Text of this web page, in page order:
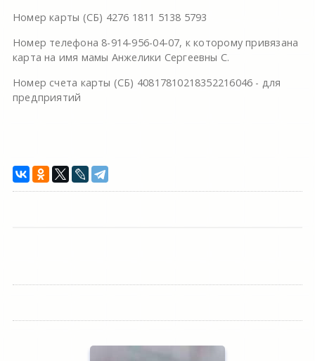
Номер карты (СБ) 4276 1811 5138 5793
Номер телефона 8-914-956-04-07, к которому привязана
карта на имя мамы Анжелики Сергеевны С.
Номер счета карты (СБ) 40817810218352216046 - для
предприятий